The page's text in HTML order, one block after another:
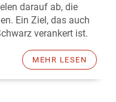
darauf ab, die
Ein Ziel, das auch
verankert ist.
MEHR LESEN